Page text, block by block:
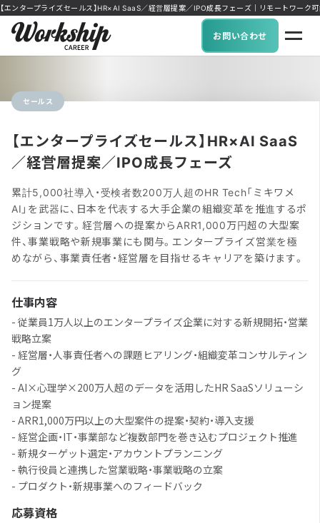
【エンタープライズセールス】HR×AI SaaS／経営層提案／IPO成長フェーズ｜リモートワーク
お問い合わせ
セールス
【エンタープライズセールス】HR×AI SaaS
／経営層提案／IPO成長フェーズ
累計5,000社導入・受検者数200万人超のHR Tech「ミキワメ
AI」を武器に、日本を代表する大手企業の組織変革を推進するポ
ジションです。経営層への提案からARR1,000万円超の大型案
件、事業戦略や新規事業にも関与。エンタープライズ営業を極
めながら、事業責任者・経営層を目指せるキャリアを築けます。
仕事内容
- 従業員1万人以上のエンタープライズ企業に対する新規開拓・営業
戦略立案
- 経営層・人事責任者への課題ヒアリング・組織変革コンサルティン
グ
- AI×心理学×200万人超のデータを活用したHR SaaSソリューシ
ョン提案
- ARR1,000万円以上の大型案件の提案・契約・導入支援
- 経営企画・IT・事業部など複数部門を巻き込むプロジェクト推進
- 新規ターゲット選定・アカウントプランニング
- 執行役員と連携した営業戦略・事業戦略の立案
- プロダクト・新規事業へのフィードバック
応募資格